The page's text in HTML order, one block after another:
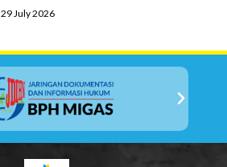
29 July 2026